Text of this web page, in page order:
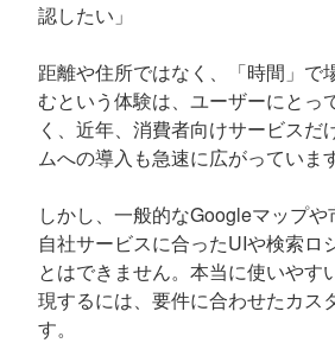
認したい」
距離や住所ではなく、「時間」で
むという体験は、ユーザーにとっ
く、近年、消費者向けサービスだ
ムへの導入も急速に広がっています
しかし、一般的なGoogleマップや
自社サービスに合ったUIや検索ロ
とはできません。本当に使いやす
現するには、要件に合わせたカス
す。